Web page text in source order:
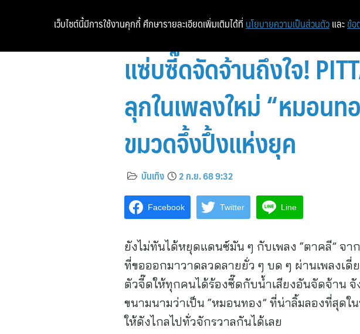
หน้าแรก
แซ่บซี๊ดจัดจ้านถึงใจ!
ลุกในเพลงใหม่ “หมอนท
ขมวดจึ้งปึ้งแห่งยุค
บันเทิง 2 ก.ย. 68 9:32
Facebook Twitter Line
ยังไม่ทันได้หยุดแดนซ์มัน ๆ กับเพลง “ตาคลี” จาก
ที่ขอออกมาวาดลวดลายยั่ว ๆ บด ๆ ผ่านเพลงเดี่
ตัวจี๊ดให้ทุกคนได้ร้องซี๊ดกับน้ำเสียงอันจัดจ้าน จั
ขนามนามว่าเป็น “หมอนทอง” ที่น่าลิ้มลองที่สุด
ให้ดังไกลไปทั่วจักรวาลกันได้เลย
เว็บไซต์นี้มีการใช้งานคุกกี้ ศึกษารายละเอียดเพิ่มเติมได้ที่ นโยบายความเป็นส่วนตัว และ ข้อ